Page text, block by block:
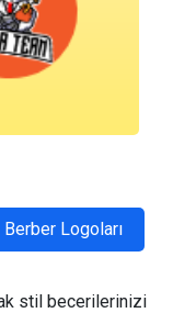
Berber Logoları
stil becerilerinizi